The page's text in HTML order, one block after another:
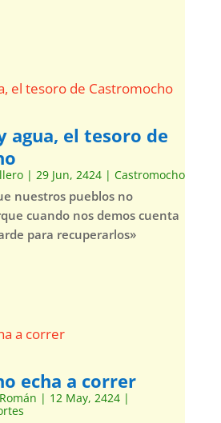
agua, el tesoro de
| 29 Jun, 2424| Castromocho
nuestros pueblos no
cuando nos demos cuenta
para recuperarlos»
echa a correr
| 12 May, 2424|